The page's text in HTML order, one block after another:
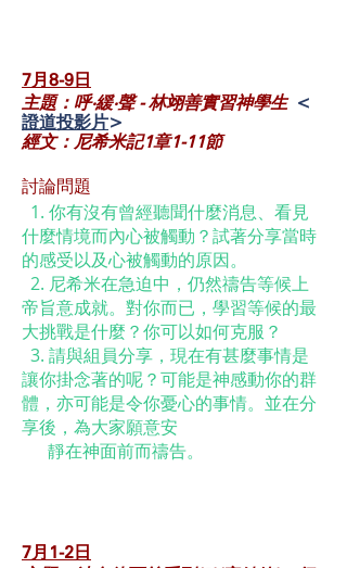
7月8-9 日
主題：呼‧緩‧聲 - 林翊善實習神學生 <
證道投影片>
經文：尼希米記1章1-11節
討論問題
1. 你有沒有曾經聽聞什麼消息、看見
什麼情境而內心被觸動？試著分享當時
的感受以及心被觸動的原因。
2. 尼希米在急迫中，仍然禱告等候上
帝旨意成就。對你而已，學習等候的最
大挑戰是什麼？你可以如何克服？
3. 請與組員分享，現在有甚麼事情是
讓你掛念著的呢？可能是神感動你的群
體，亦可能是令你憂心的事情。並在分
享後，為大家願意安
靜在神面前而禱告。
7月1-2 日